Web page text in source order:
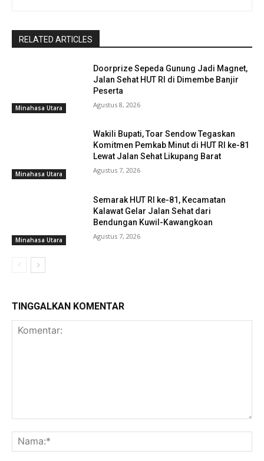
RELATED ARTICLES
Minahasa Utara
Doorprize Sepeda Gunung Jadi Magnet,
Jalan Sehat HUT RI di Dimembe Banjir
Peserta
Agustus 8, 2026
Minahasa Utara
Wakili Bupati, Toar Sendow Tegaskan
Komitmen Pemkab Minut di HUT RI ke-81
Lewat Jalan Sehat Likupang Barat
Agustus 7, 2026
Minahasa Utara
Semarak HUT RI ke-81, Kecamatan
Kalawat Gelar Jalan Sehat dari
Bendungan Kuwil-Kawangkoan
Agustus 7, 2026
TINGGALKAN KOMENTAR